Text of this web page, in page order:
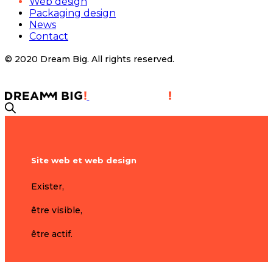
Packaging design
News
Contact
© 2020 Dream Big. All rights reserved.
Site web et web design
Exister,
être visible,
être actif.